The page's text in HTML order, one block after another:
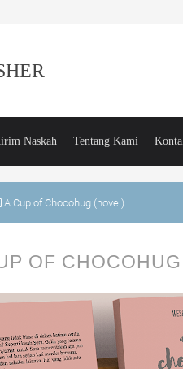
Naskah Tentang Kami
A Cup of Chocohug (novel)
OF